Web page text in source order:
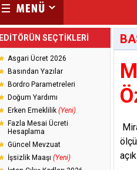
EDİTÖRÜN SEÇTİKLERİ
Asgari Ücret 2026
Basından Yazılar
Bordro Parametreleri
Doğum Yardımı
Erken Emeklilik (Yeni)
Fazla Mesai Ücreti
Hesaplama
Güncel Mevzuat
İşsizlik Maaşı (Yeni)